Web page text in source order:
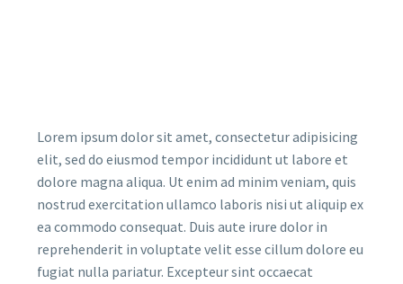
Lorem ipsum dolor sit amet, consectetur adipisicing
elit, sed do eiusmod tempor incididunt ut labore et
dolore magna aliqua. Ut enim ad minim veniam, quis
nostrud exercitation ullamco laboris nisi ut aliquip ex
ea commodo consequat. Duis aute irure dolor in
reprehenderit in voluptate velit esse cillum dolore eu
fugiat nulla pariatur. Excepteur sint occaecat